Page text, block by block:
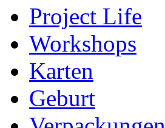
Project Life
Workshops
Karten
Geburt